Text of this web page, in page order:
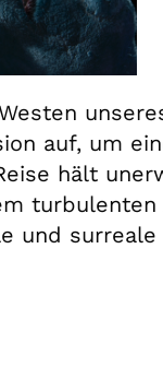
auf, um
hält
und surreale